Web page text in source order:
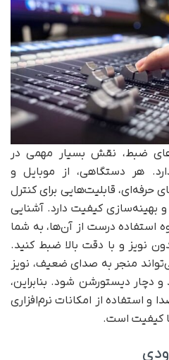
ضبط، نقش بسیار مهمی در
هر دستگاهی، از موبایل و
حرفه‌ای، قابلیت‌هایی برای کنترل
بهینه‌سازی کیفیت دارد. آشنایی
استفاده درست از آن‌ها، به شما
نویز و با دقت بالا ضبط کنید.
منجر به صدای ضعیف، نویز
دچار دیستورشن شود. بنابراین،
و استفاده از امکانات نرم‌افزاری
کیفیت است.